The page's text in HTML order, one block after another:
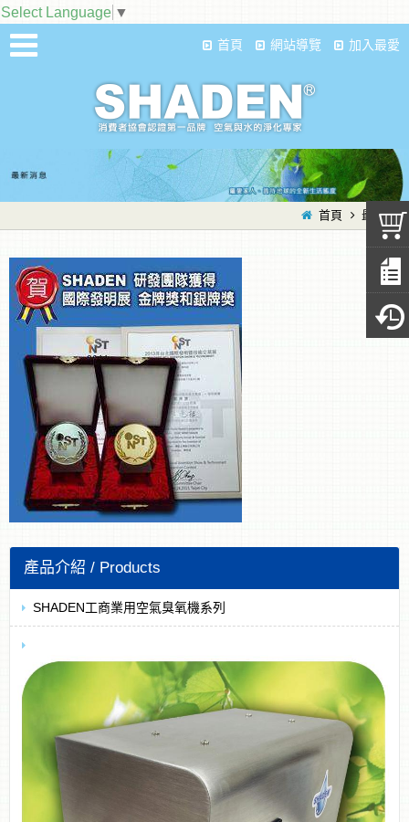
Select Language ▼
首頁 網站導覽 加入最愛
首頁 最新消息
SHADEN工商業用空氣臭氧機系列